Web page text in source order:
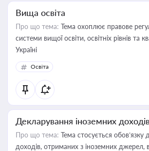
Вища освіта
Про що тема: Тема охоплює правове
системи вищої освіти, освітніх рівнів та
Україні
Освіта
Декларування іноземних
Про що тема: Тема стосується обов’язку
доходів, отриманих з іноземних джерел,